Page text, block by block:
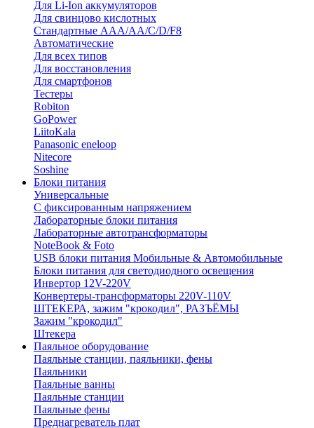
Для Li-Ion аккумуляторов
Для свинцово кислотных
Стандартные ААА/АА/С/D/F8
Автоматические
Для всех типов
Для восстановления
Для смартфонов
Тестеры
Robiton
GoPower
LiitoKala
Panasonic eneloop
Nitecore
Soshine
Блоки питания
Универсальные
C фиксированным напряжением
Лабораторные блоки питания
Лабораторные автотрансформаторы
NoteBook & Foto
USB блоки питания Мобильные & Автомобильные
Блоки питания для светодиодного освещения
Инвертор 12V-220V
Конвертеры-трансформаторы 220V-110V
ШТЕКЕРА, зажим "крокодил", РАЗЪЁМЫ
Зажим "крокодил"
Штекера
Паяльное оборудование
Паяльные станции, паяльники, фены
Паяльники
Паяльные ванны
Паяльные станции
Паяльные фены
Преднагреватель плат